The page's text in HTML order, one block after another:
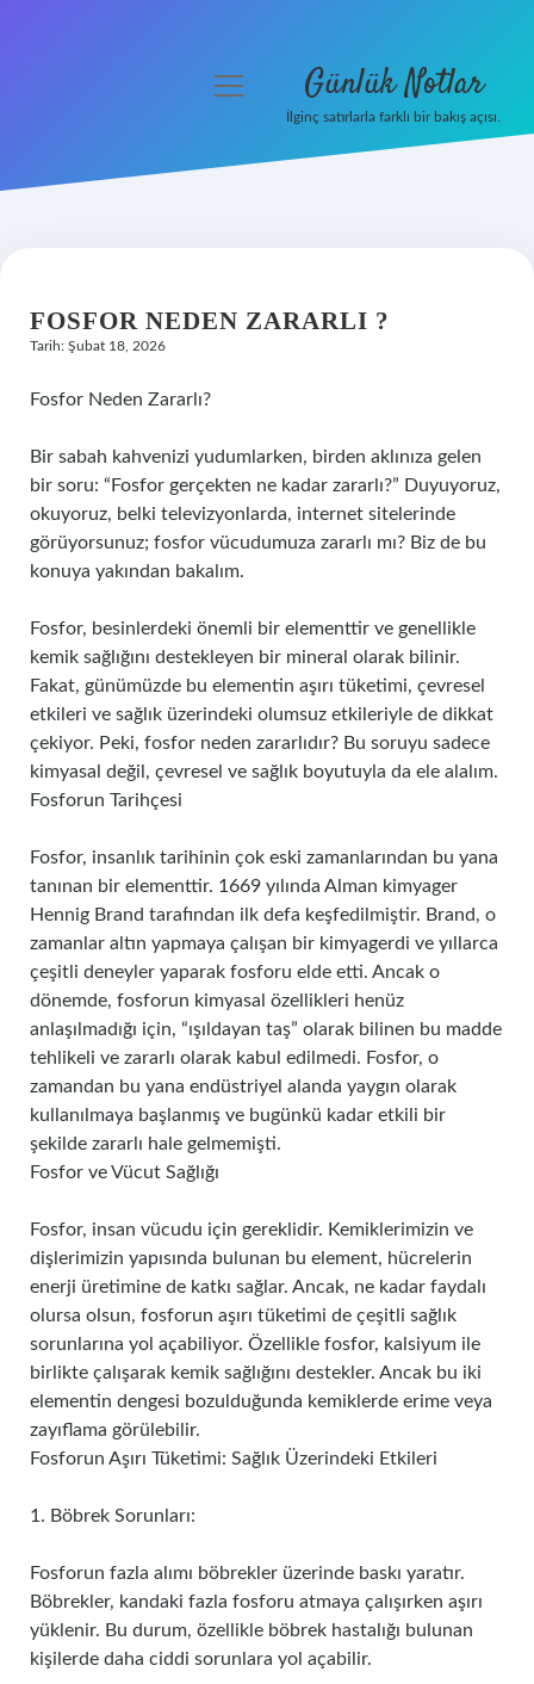
Hakkımızda
menüyü
Günlük Notlar
İlginç satırlarla farklı bir bakış açısı.
FOSFOR NEDEN ZARARLI ?
Tarih: Şubat 18, 2026
Fosfor Neden Zararlı?
Bir sabah kahvenizi yudumlarken, birden aklınıza gelen
bir soru: “Fosfor gerçekten ne kadar zararlı?” Duyuyoruz,
okuyoruz, belki televizyonlarda, internet sitelerinde
görüyorsunuz; fosfor vücudumuza zararlı mı? Biz de bu
konuya yakından bakalım.
Fosfor, besinlerdeki önemli bir elementtir ve genellikle
kemik sağlığını destekleyen bir mineral olarak bilinir.
Fakat, günümüzde bu elementin aşırı tüketimi, çevresel
etkileri ve sağlık üzerindeki olumsuz etkileriyle de dikkat
çekiyor. Peki, fosfor neden zararlıdır? Bu soruyu sadece
kimyasal değil, çevresel ve sağlık boyutuyla da ele alalım.
Fosforun Tarihçesi
Fosfor, insanlık tarihinin çok eski zamanlarından bu yana
tanınan bir elementtir. 1669 yılında Alman kimyager
Hennig Brand tarafından ilk defa keşfedilmiştir. Brand, o
zamanlar altın yapmaya çalışan bir kimyagerdi ve yıllarca
çeşitli deneyler yaparak fosforu elde etti. Ancak o
dönemde, fosforun kimyasal özellikleri henüz
anlaşılmadığı için, “ışıldayan taş” olarak bilinen bu madde
tehlikeli ve zararlı olarak kabul edilmedi. Fosfor, o
zamandan bu yana endüstriyel alanda yaygın olarak
kullanılmaya başlanmış ve bugünkü kadar etkili bir
şekilde zararlı hale gelmemişti.
Fosfor ve Vücut Sağlığı
Fosfor, insan vücudu için gereklidir. Kemiklerimizin ve
dişlerimizin yapısında bulunan bu element, hücrelerin
enerji üretimine de katkı sağlar. Ancak, ne kadar faydalı
olursa olsun, fosforun aşırı tüketimi de çeşitli sağlık
sorunlarına yol açabiliyor. Özellikle fosfor, kalsiyum ile
birlikte çalışarak kemik sağlığını destekler. Ancak bu iki
elementin dengesi bozulduğunda kemiklerde erime veya
zayıflama görülebilir.
Fosforun Aşırı Tüketimi: Sağlık Üzerindeki Etkileri
1. Böbrek Sorunları:
Fosforun fazla alımı böbrekler üzerinde baskı yaratır.
Böbrekler, kandaki fazla fosforu atmaya çalışırken aşırı
yüklenir. Bu durum, özellikle böbrek hastalığı bulunan
kişilerde daha ciddi sorunlara yol açabilir.